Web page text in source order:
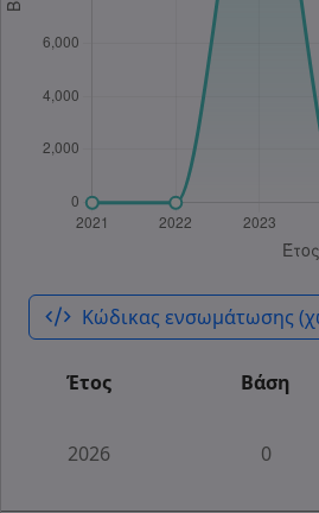
code_xml Κώδικας ενσωμάτωσης
Έτος Βάση
2026 0